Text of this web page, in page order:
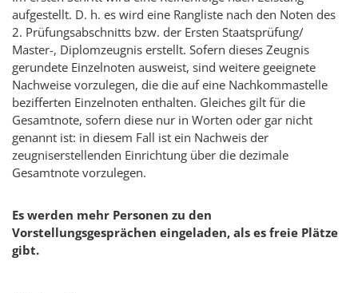
aufgestellt. D. h. es wird eine Rangliste nach den Noten des
2. Prüfungsabschnitts bzw. der Ersten Staatsprüfung/
Master-, Diplomzeugnis erstellt. Sofern dieses Zeugnis
gerundete Einzelnoten ausweist, sind weitere geeignete
Nachweise vorzulegen, die die auf eine Nachkommastelle
bezifferten Einzelnoten enthalten. Gleiches gilt für die
Gesamtnote, sofern diese nur in Worten oder gar nicht
genannt ist: in diesem Fall ist ein Nachweis der
zeugniserstellenden Einrichtung über die dezimale
Gesamtnote vorzulegen.
Es werden mehr Personen zu den
Vorstellungsgesprächen eingeladen, als es freie Plätze
gibt.